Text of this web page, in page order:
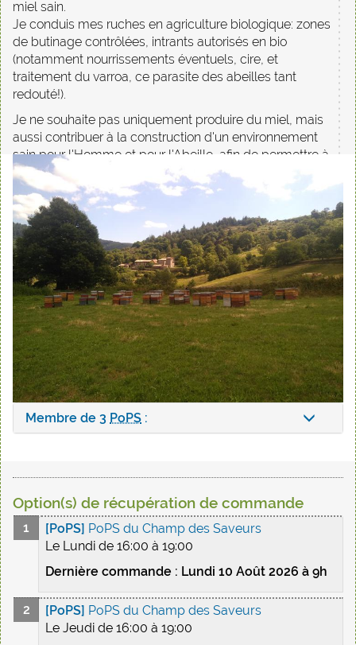
miel sain.
Je conduis mes ruches en agriculture biologique: zones
de butinage contrôlées, intrants autorisés en bio
(notamment nourrissements éventuels, cire, et
traitement du varroa, ce parasite des abeilles tant
redouté!).
Je ne souhaite pas uniquement produire du miel, mais
aussi contribuer à la construction d'un environnement
sain pour l'Homme et pour l'Abeille, afin de permettre à
nos enfants d'avoir une vie digne sur une Terre
accueillante et belle!
Membre de 3 PoPS :
Option(s) de récupération de commande
[PoPS] PoPS du Champ des Saveurs
Le Lundi de 16:00 à 19:00
Dernière commande : Lundi 10 Août 2026 à 9h
[PoPS] PoPS du Champ des Saveurs
Le Jeudi de 16:00 à 19:00